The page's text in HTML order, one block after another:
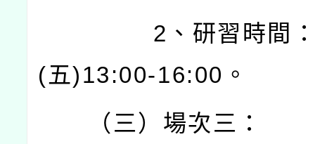
2 、研習時間
(五)13:00-16:00 。
（三）場次三：